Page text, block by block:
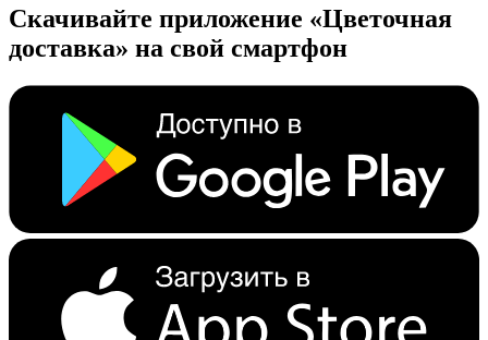
Скачивайте приложение «Цветочная
доставка» на свой смартфон